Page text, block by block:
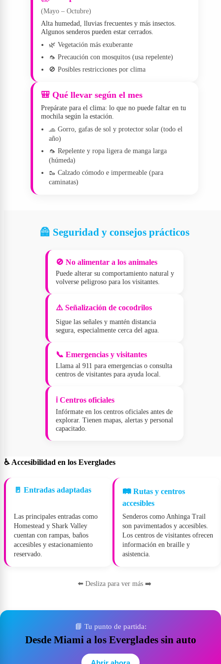
(Mayo – Octubre)
Alta humedad, lluvias frecuentes y más insectos.
Algunos senderos pueden estar cerrados.
🌿 Vegetación más exuberante
🦟 Precaución con mosquitos (usa repelente)
🚫 Posibles restricciones por clima
🎒 Qué llevar según el mes
Prepárate para el clima: lo que no puede faltar en tu
mochila según la estación.
🧢 Gorro, gafas de sol y protector solar (todo el
año)
🦟 Repelente y ropa ligera de manga larga
(húmeda)
🥾 Calzado cómodo e impermeable (para
caminatas)
🦺 Seguridad y consejos prácticos
🚫 No alimentar a los animales
Puede alterar su comportamiento natural y
volverse peligroso para los visitantes.
⚠️ Señalización de cocodrilos
Sigue las señales y mantén distancia
segura, especialmente cerca del agua.
📞 Emergencias y visitantes
Llama al 911 para emergencias o consulta
centros de visitantes para ayuda local.
ℹ️ Centros oficiales
Infórmate en los centros oficiales antes de
explorar. Tienen mapas, alertas y personal
capacitado.
♿ Accesibilidad en los Everglades
🚪 Entradas adaptadas
Las principales entradas como
Homestead y Shark Valley
cuentan con rampas, baños
accesibles y estacionamiento
reservado.
🛤️ Rutas y centros
accesibles
Senderos como Anhinga Trail
son pavimentados y accesibles.
Los centros de visitantes ofrecen
información en braille y
asistencia.
⬅️ Desliza para ver más ➡️
📘 Tu punto de partida:
Desde Miami a los Everglades sin auto